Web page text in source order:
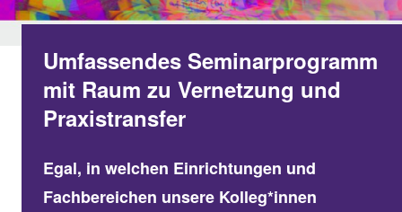
Umfassendes Seminarprogramm
mit Raum zu Vernetzung und
Praxistransfer
Egal, in welchen Einrichtungen und
Fachbereichen unsere Kolleg*innen